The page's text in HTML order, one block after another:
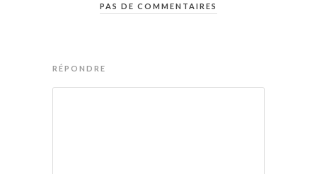
PAS DE COMMENTAIRES
RÉPONDRE